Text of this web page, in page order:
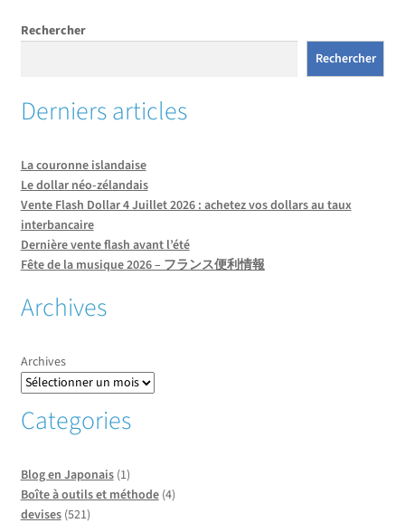
Rechercher
Rechercher
Derniers articles
La couronne islandaise
Le dollar néo-zélandais
Vente Flash Dollar 4 Juillet 2026 : achetez vos dollars au taux
interbancaire
Dernière vente flash avant l’été
Fête de la musique 2026 – フランス便利情報
Archives
Archives
Categories
Blog en Japonais(1)
Boîte à outils et méthode(4)
devises(521)